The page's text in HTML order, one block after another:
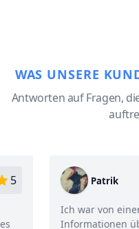
WAS UNSERE
Antworten auf Fragen,
5
daher gefiel